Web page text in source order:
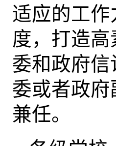
适应的工
度，打造
委和政府
委或者政
兼任。